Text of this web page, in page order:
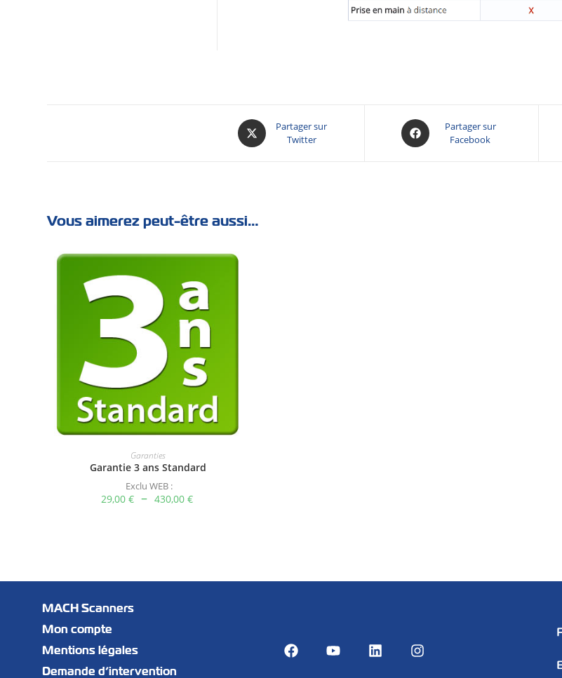
Partager sur
Twitter
Partager sur
Facebook
Vous aimerez peut-être aussi…
Garanties
Garantie 3 ans Standard
Exclu WEB :
29,00 € – 430,00 €
MACH Scanners
Mon compte
Mentions légales
Demande d’intervention